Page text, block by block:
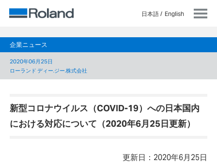
日本語 English
企業ニュース
2020年06月25日
ローランド ディー.ジー.株式会社
新型コロナウイルス（COVID-19）への日本国内
における対応について（2020年6月25日更新）
更新日：2020年6月25日